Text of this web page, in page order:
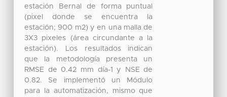
estación Bernal de forma puntual
(pixel donde se encuentra la
estación; 900 m2) y en una malla de
3X3 pixeles (área circundante a la
estación). Los resultados indican
que la metodología presenta un
RMSE de 0.42 mm día-1 y NSE de
0.82. Se implementó un Módulo
para la automatización, mismo que